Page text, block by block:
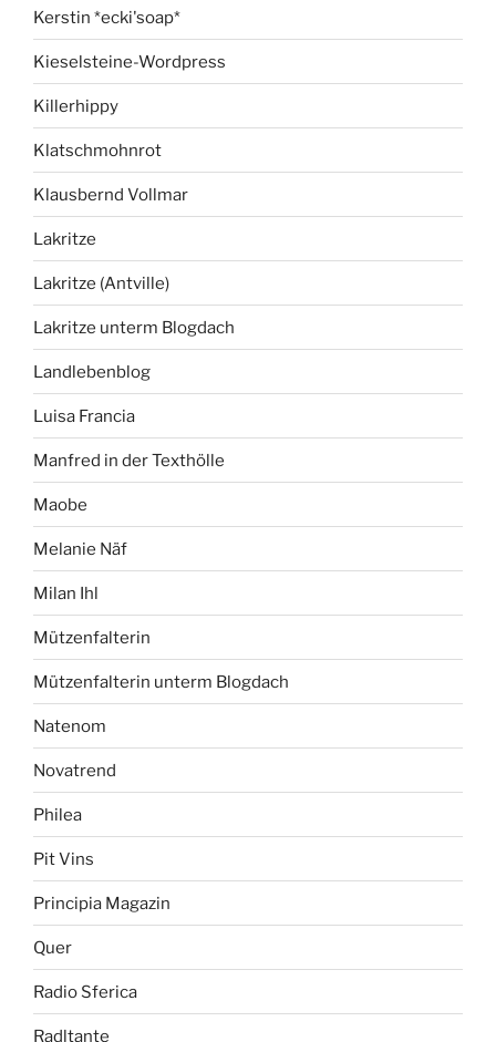
Kerstin *ecki'soap*
Kieselsteine-Wordpress
Killerhippy
Klatschmohnrot
Klausbernd Vollmar
Lakritze
Lakritze (Antville)
Lakritze unterm Blogdach
Landlebenblog
Luisa Francia
Manfred in der Texthölle
Maobe
Melanie Näf
Milan Ihl
Mützenfalterin
Mützenfalterin unterm Blogdach
Natenom
Novatrend
Philea
Pit Vins
Principia Magazin
Quer
Radio Sferica
Radltante